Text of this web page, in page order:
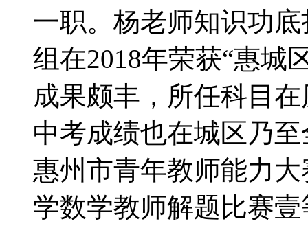
一职。杨老师知识功
组在2018年荣获“惠城
成果颇丰，所任科目
中考成绩也在城区乃
惠州市青年教师能力
学数学教师解题比赛